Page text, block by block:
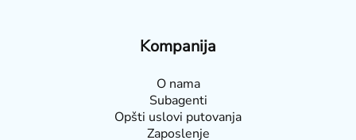
Kompanija
O nama
Subagenti
Opšti uslovi putovanja
Zaposlenje